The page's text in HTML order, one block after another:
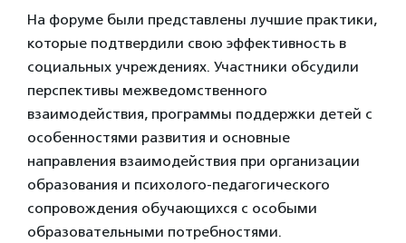
На форуме были представлены лучшие практики,
которые подтвердили свою эффективность в
социальных учреждениях. Участники обсудили
перспективы межведомственного
взаимодействия, программы поддержки детей с
особенностями развития и основные
направления взаимодействия при организации
образования и психолого-педагогического
сопровождения обучающихся с особыми
образовательными потребностями.